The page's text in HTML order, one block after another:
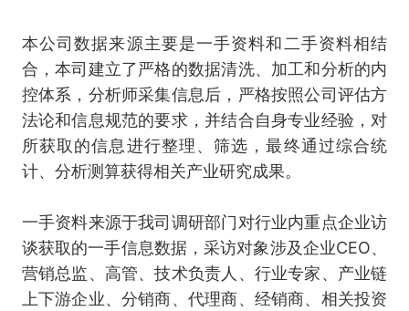
本公司数据来源主要是一手资料和二手资料相结
合，本司建立了严格的数据清洗、加工和分析的内
控体系，分析师采集信息后，严格按照公司评估方
法论和信息规范的要求，并结合自身专业经验，对
所获取的信息进行整理、筛选，最终通过综合统
计、分析测算获得相关产业研究成果。
一手资料来源于我司调研部门对行业内重点企业访
谈获取的一手信息数据，采访对象涉及企业CEO、
营销总监、高管、技术负责人、行业专家、产业链
上下游企业、分销商、代理商、经销商、相关投资